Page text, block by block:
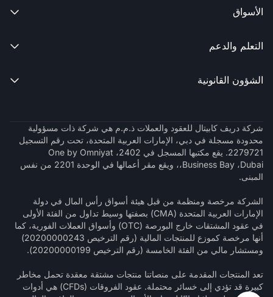
الأسواق 
التعلم والدعم 
الشؤون القانونية 
شركة دريف كابيتال للعقود والعملات ذ.م.م هي شركة ذات مسؤولية
محدودة مسجلة في دبي، الإمارات العربية المتحدة، تحت رقم التسجيل
2279721. يقع مكتبها المسجل في 2402، One by Omniyat
،Business Bay ،Dubai، ويقع مقر أعمالها في الوحدة 2201 من نفس
المبنى.
الشركة مرخصة ومنظمة من قبل هيئة أسواق رأس المال في دولة
الإمارات العربية المتحدة (CMA) بصفتها وسيط تداول من الفئة الأولى
في عقود المشتقات خارج البورصة (OTC) وأسواق العملات الفورية، كما
أنها مرخصة كموزع للمنتجات المالية (رقم الترخيص 20200000243)
ومستشار مالي من الفئة الخامسة (رقم الترخيص 20200000199).
تعد المنتجات المقدمة على منصاتنا منتجات مشتقة معقدة تحمل مخاطر
كبيرة قد تؤدي إلى خسائر محتملة. عقود الفروقات (CFDs) هي أدوات